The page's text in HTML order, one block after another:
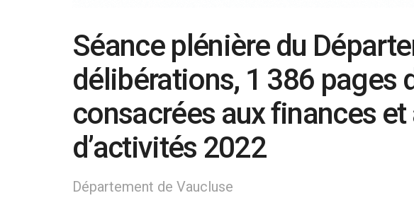
Séance plénière du
délibérations, 1 386 pages
consacrées aux finances
d’activités 2022
Département de Vaucluse